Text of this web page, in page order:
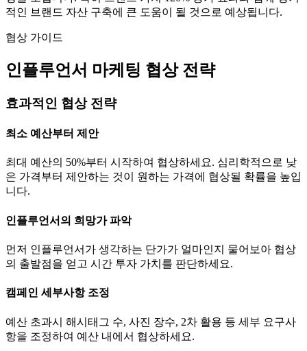
적인 브랜드 자산 구축에 큰 도움이 될 것으로 예상됩니다.
협상 가이드
인플루언서 마케팅 협상 전략
효과적인 협상 전략
최소 예산부터 제안
최대 예산의 50%부터 시작하여 협상하세요. 심리학적으로 낮
은 가격부터 제안하는 것이 원하는 가격에 협상될 확률을 높입
니다.
인플루언서의 희망가 파악
먼저 인플루언서가 생각하는 단가가 얼마인지 물어보아 협상
의 출발점을 얻고 시간 투자 가치를 판단하세요.
캠페인 세부사항 조정
예산 초과시 해시태그 수, 사진 장수, 2차 활용 등 세부 요구사
항을 조정하여 예산 내에서 협상하세요.